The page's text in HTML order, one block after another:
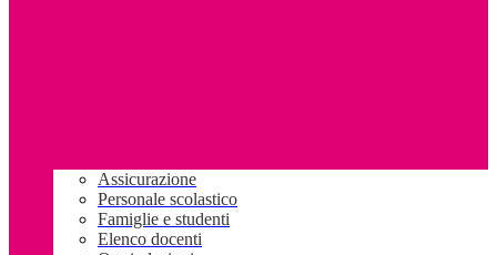
Assicurazione
Personale scolastico
Famiglie e studenti
Elenco docenti